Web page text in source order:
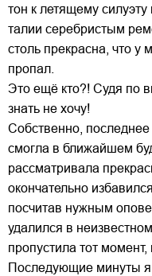
тон к летящему
талии серебристым
столь прекрасна, что у
пропал.
Это ещё кто?! Судя по
знать не хочу!
Собственно,
смогла в ближайшем
рассматривала
окончательно
посчитав нужным
удалился в
пропустила тот
Последующие минуты я